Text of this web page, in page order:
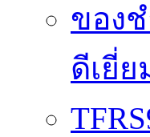
ของ
ดีเยี่